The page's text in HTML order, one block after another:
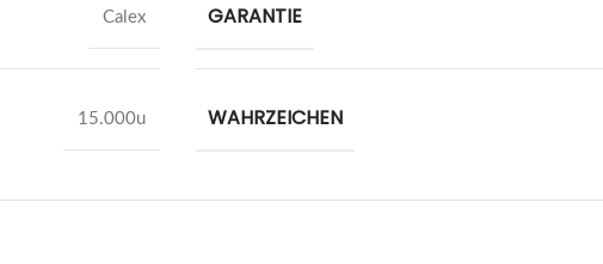
Calex GARANTIE
15.000u WAHRZEICHEN